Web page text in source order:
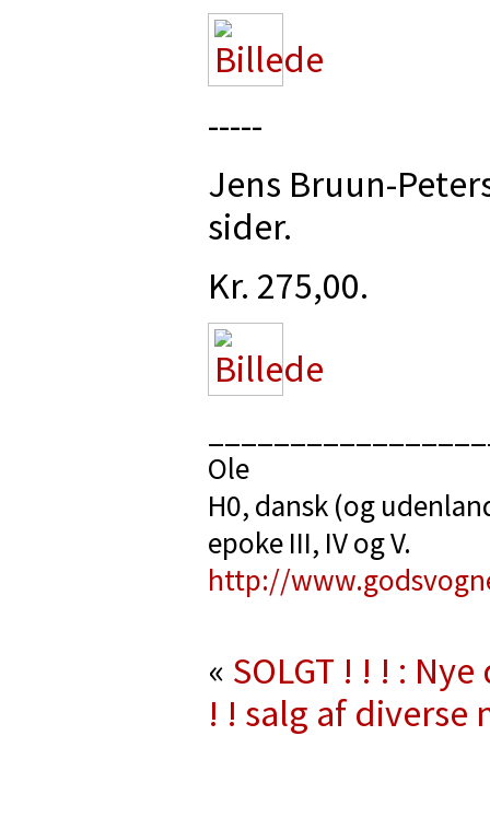
-----
Jens Bruun-
sider.
Kr. 275,00.
Ole
H0, dansk (og
epoke III, IV og V.
http://
« SOLGT ! ! ! :
! ! salg af diverse